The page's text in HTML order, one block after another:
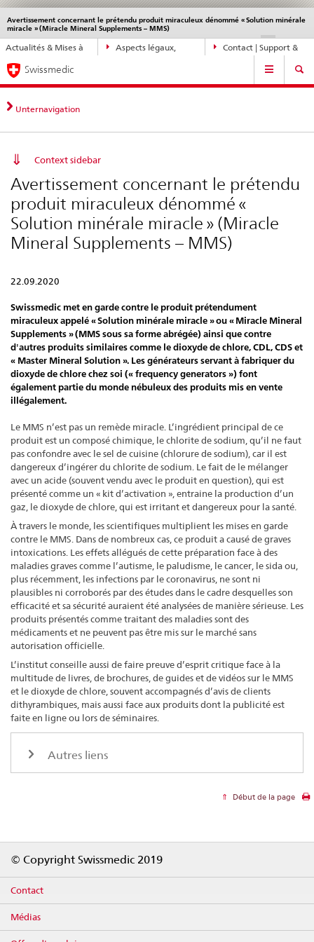
Navigation
directe:
actualités,
bases
juridiques,
contact
Actualités & Mises à
Aspects légaux,
Contact | Support &
Avertissement concernant le prétendu produit miraculeux dénommé « Solution minérale
miracle » (Miracle Mineral Supplements – MMS)
DE EN
Service
navigation
Navigation
Swissmedic
Unternavigation
Context sidebar
Avertissement concernant le prétendu
produit miraculeux dénommé «
Solution minérale miracle » (Miracle
Mineral Supplements – MMS)
22.09.2020
Swissmedic met en garde contre le produit prétendument
miraculeux appelé « Solution minérale miracle » ou « Miracle Mineral
Supplements » (MMS sous sa forme abrégée) ainsi que contre
d'autres produits similaires comme le dioxyde de chlore, CDL, CDS et
« Master Mineral Solution ». Les générateurs servant à fabriquer du
dioxyde de chlore chez soi (« frequency generators ») font
également partie du monde nébuleux des produits mis en vente
illégalement.
Le MMS n’est pas un remède miracle. L’ingrédient principal de ce
produit est un composé chimique, le chlorite de sodium, qu’il ne faut
pas confondre avec le sel de cuisine (chlorure de sodium), car il est
dangereux d’ingérer du chlorite de sodium. Le fait de le mélanger
avec un acide (souvent vendu avec le produit en question), qui est
présenté comme un « kit d’activation », entraine la production d’un
gaz, le dioxyde de chlore, qui est irritant et dangereux pour la santé.
À travers le monde, les scientifiques multiplient les mises en garde
contre le MMS. Dans de nombreux cas, ce produit a causé de graves
intoxications. Les effets allégués de cette préparation face à des
maladies graves comme l’autisme, le paludisme, le cancer, le sida ou,
plus récemment, les infections par le coronavirus, ne sont ni
plausibles ni corroborés par des études dans le cadre desquelles son
efficacité et sa sécurité auraient été analysées de manière sérieuse. Les
produits présentés comme traitant des maladies sont des
médicaments et ne peuvent pas être mis sur le marché sans
autorisation officielle.
L’institut conseille aussi de faire preuve d’esprit critique face à la
multitude de livres, de brochures, de guides et de vidéos sur le MMS
et le dioxyde de chlore, souvent accompagnés d’avis de clients
dithyrambiques, mais aussi face aux produits dont la publicité est
faite en ligne ou lors de séminaires.
Autres liens
Début de la page
© Copyright Swissmedic 2019
Contact
Médias